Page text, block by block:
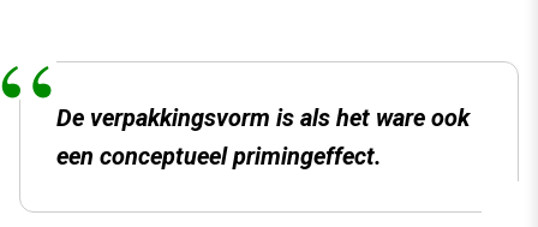
De verpakkingsvorm is als het ware ook
een conceptueel primingeffect.